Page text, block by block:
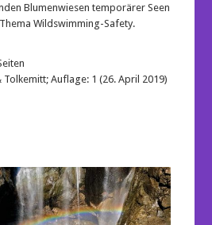
Blumenwiesen temporärer Seen
Wildswimming-Safety.
Tolkemitt; Auflage: 1 (26. April 2019)